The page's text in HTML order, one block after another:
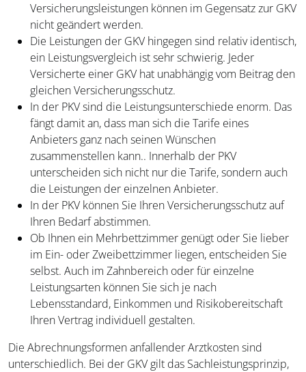
Versicherungsleistungen können im Gegensatz zur GKV
nicht geändert werden.
Die Leistungen der GKV hingegen sind relativ identisch,
ein Leistungsvergleich ist sehr schwierig. Jeder
Versicherte einer GKV hat unabhängig vom Beitrag den
gleichen Versicherungsschutz.
In der PKV sind die Leistungsunterschiede enorm. Das
fängt damit an, dass man sich die Tarife eines
Anbieters ganz nach seinen Wünschen
zusammenstellen kann.. Innerhalb der PKV
unterscheiden sich nicht nur die Tarife, sondern auch
die Leistungen der einzelnen Anbieter.
In der PKV können Sie Ihren Versicherungsschutz auf
Ihren Bedarf abstimmen.
Ob Ihnen ein Mehrbettzimmer genügt oder Sie lieber
im Ein- oder Zweibettzimmer liegen, entscheiden Sie
selbst. Auch im Zahnbereich oder für einzelne
Leistungsarten können Sie sich je nach
Lebensstandard, Einkommen und Risikobereitschaft
Ihren Vertrag individuell gestalten.
Die Abrechnungsformen anfallender Arztkosten sind
unterschiedlich. Bei der GKV gilt das Sachleistungsprinzip,